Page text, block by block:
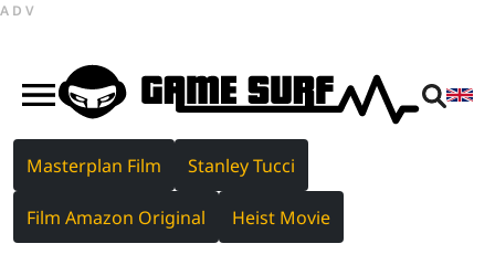
ADV
Masterplan Film Stanley Tucci
Film Amazon Original Heist Movie